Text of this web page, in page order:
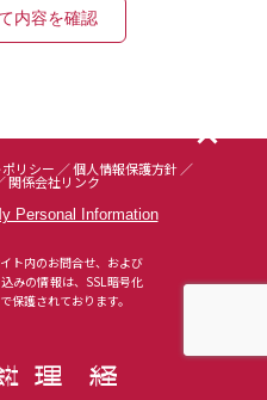
合を除き、第三者に開示
クセス、紛失、改ざん、
人情報に関する開示、訂
を所定の窓口を設置し合
リシー 個人情報保護方針
関係会社リンク
Personal Information
ト内のお問合せ、および
みの情報は、SSL暗号化
保護されております。